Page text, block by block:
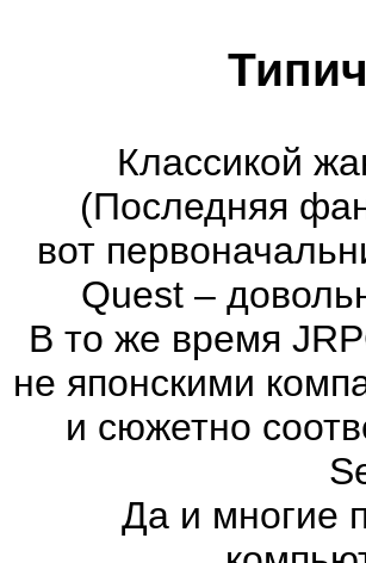
Классикой
(Последняя
вот
Quest –
В то же время
не японскими
и сюжетно
Да и многие